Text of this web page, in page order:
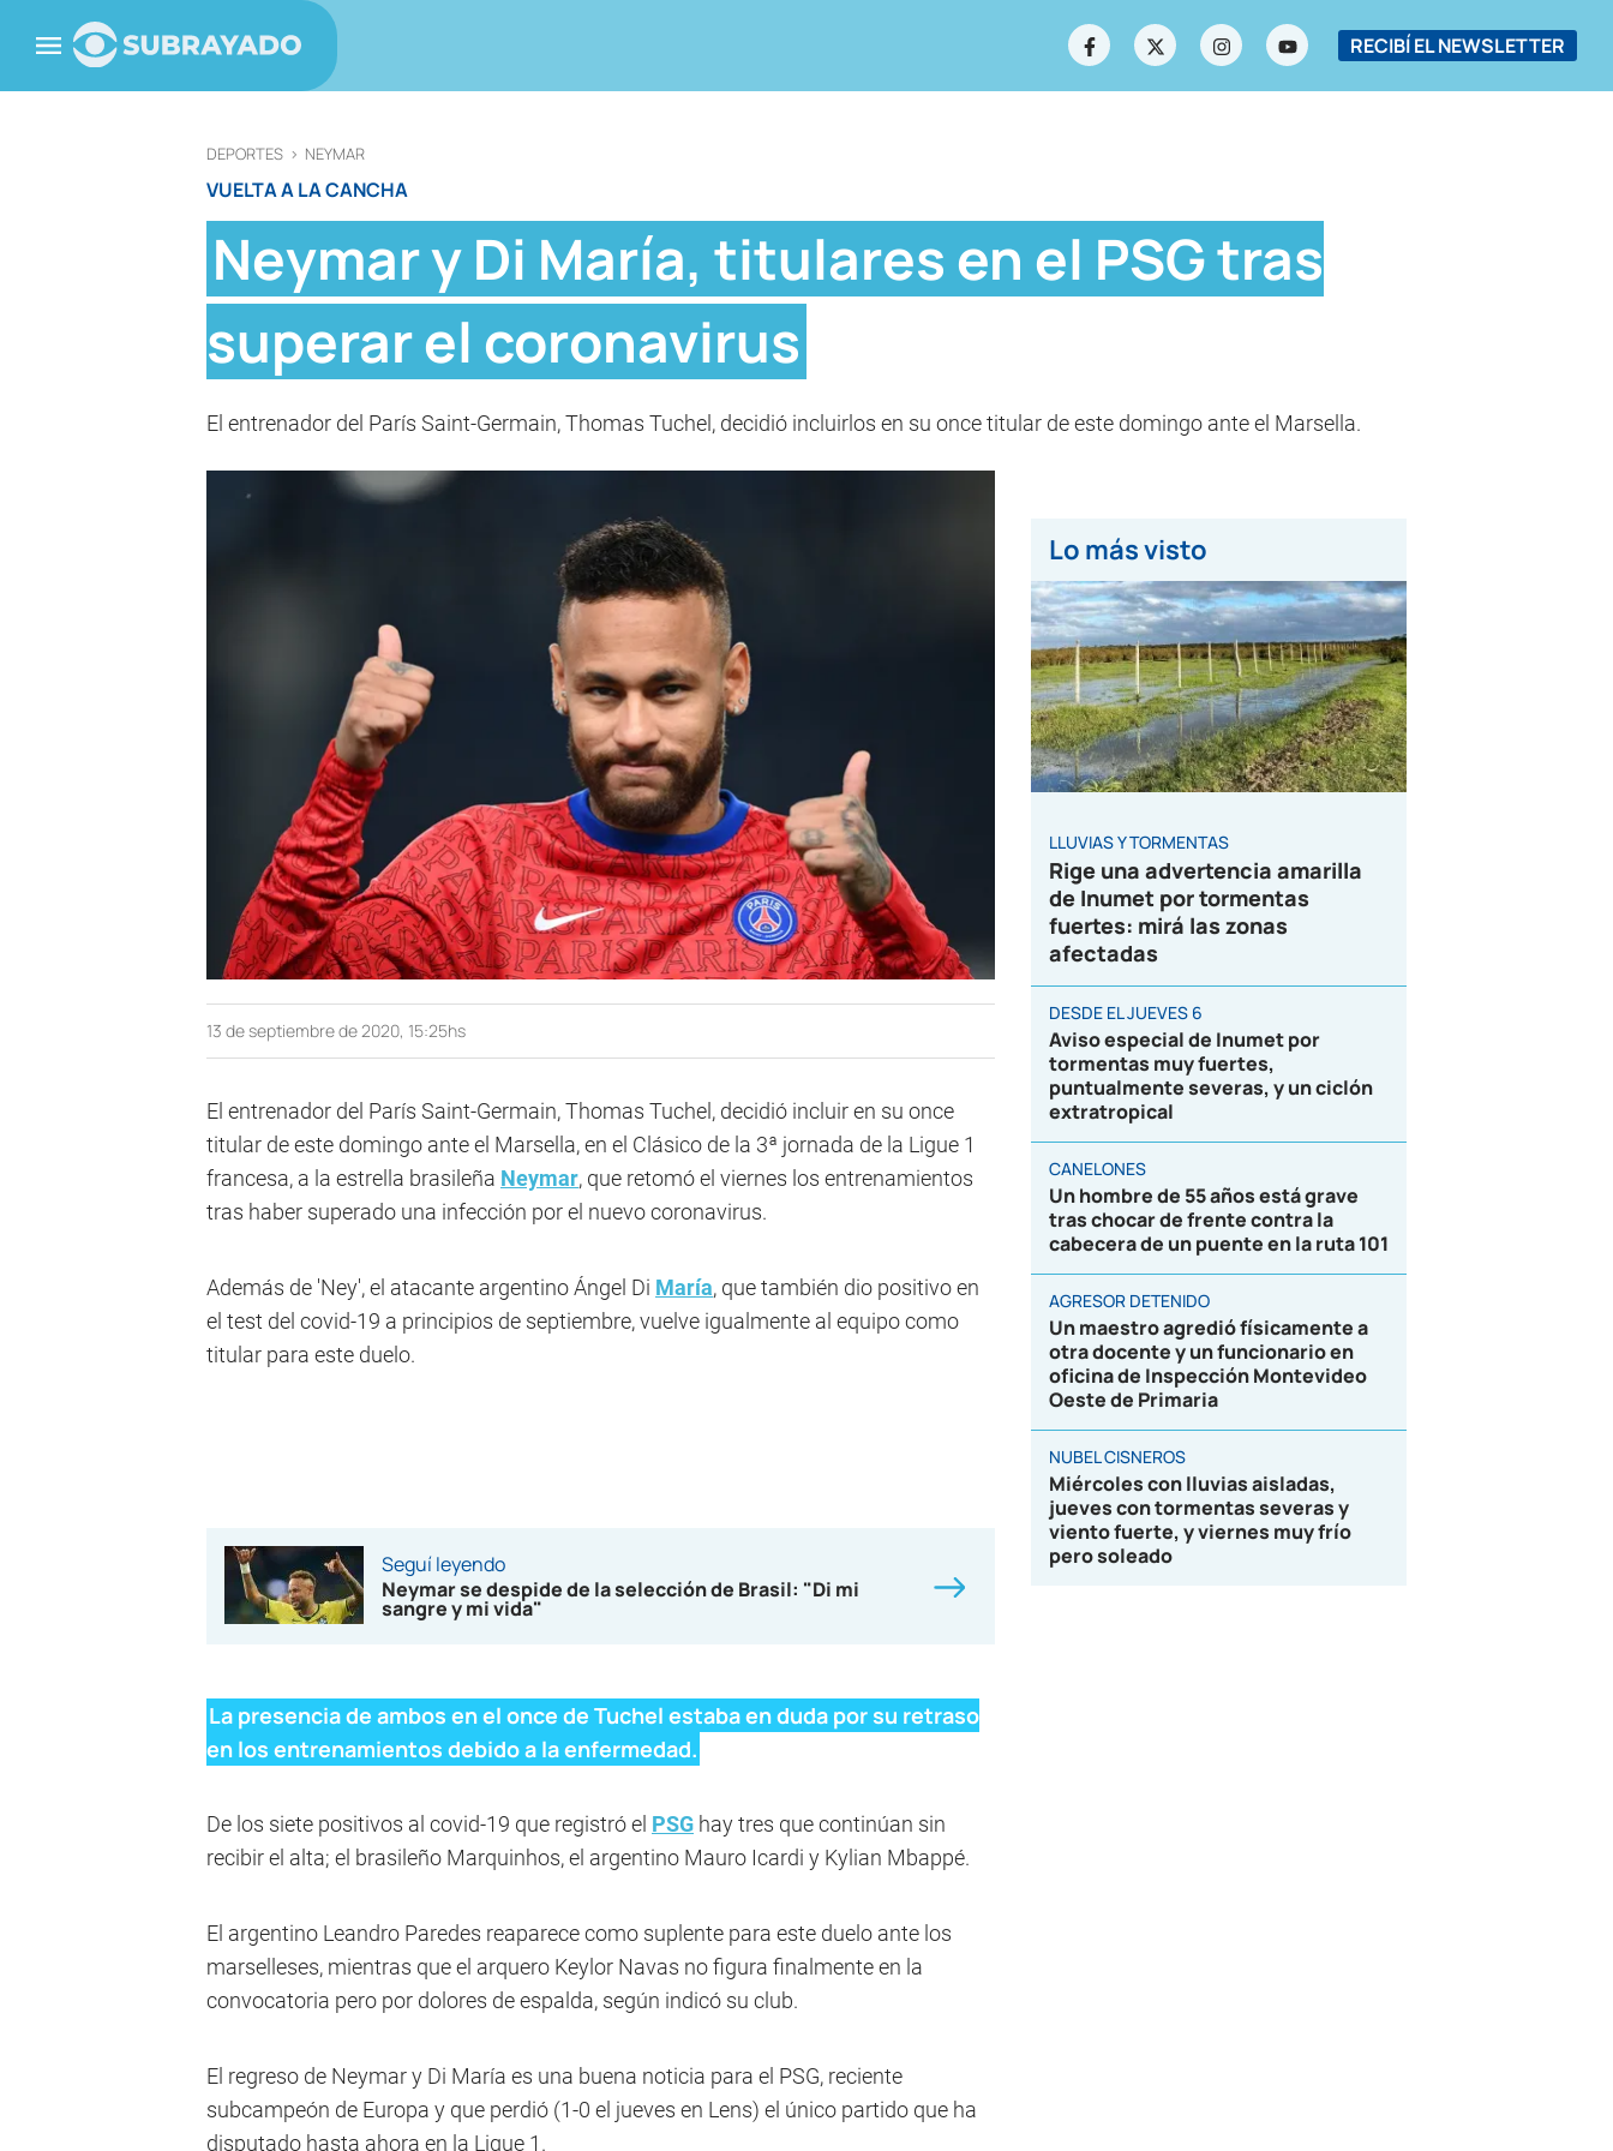
RECIBÍ EL NEWSLETTER
DEPORTES > NEYMAR
VUELTA A LA CANCHA
Neymar y Di María, titulares en el PSG tras
superar el coronavirus
El entrenador del París Saint-Germain, Thomas Tuchel, decidió incluirlos en su once titular de este domingo ante el Marsella.
13 de septiembre de 2020, 15:25hs
El entrenador del París Saint-Germain, Thomas Tuchel, decidió incluir en su once
titular de este domingo ante el Marsella, en el Clásico de la 3ª jornada de la Ligue 1
francesa, a la estrella brasileña Neymar, que retomó el viernes los entrenamientos
tras haber superado una infección por el nuevo coronavirus.
Además de 'Ney', el atacante argentino Ángel Di María, que también dio positivo en
el test del covid-19 a principios de septiembre, vuelve igualmente al equipo como
titular para este duelo.
Seguí leyendo
Neymar se despide de la selección de Brasil: "Di mi
sangre y mi vida"
La presencia de ambos en el once de Tuchel estaba en duda por su retraso
en los entrenamientos debido a la enfermedad.
De los siete positivos al covid-19 que registró el PSG hay tres que continúan sin
recibir el alta; el brasileño Marquinhos, el argentino Mauro Icardi y Kylian Mbappé.
El argentino Leandro Paredes reaparece como suplente para este duelo ante los
marselleses, mientras que el arquero Keylor Navas no figura finalmente en la
convocatoria pero por dolores de espalda, según indicó su club.
El regreso de Neymar y Di María es una buena noticia para el PSG, reciente
subcampeón de Europa y que perdió (1-0 el jueves en Lens) el único partido que ha
disputado hasta ahora en la Ligue 1.
Lo más visto
LLUVIAS Y TORMENTAS
Rige una advertencia amarilla
de Inumet por tormentas
fuertes: mirá las zonas
afectadas
DESDE EL JUEVES 6
Aviso especial de Inumet por
tormentas muy fuertes,
puntualmente severas, y un ciclón
extratropical
CANELONES
Un hombre de 55 años está grave
tras chocar de frente contra la
cabecera de un puente en la ruta 101
AGRESOR DETENIDO
Un maestro agredió físicamente a
otra docente y un funcionario en
oficina de Inspección Montevideo
Oeste de Primaria
NUBEL CISNEROS
Miércoles con lluvias aisladas,
jueves con tormentas severas y
viento fuerte, y viernes muy frío
pero soleado